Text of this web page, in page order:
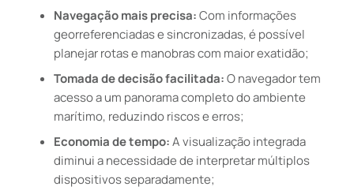
Navegação mais precisa:Com informações
georreferenciadas e sincronizadas, é possível
planejar rotas e manobras com maior exatidão;
Tomada de decisão facilitada:O navegador tem
acesso a um panorama completo do ambiente
marítimo, reduzindo riscos e erros;
Economia de tempo:A visualização integrada
diminui a necessidade de interpretar múltiplos
dispositivos separadamente;